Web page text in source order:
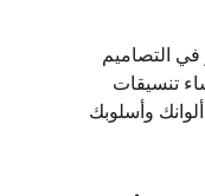
في التصاميم
تنسيقات
وأسلوبك